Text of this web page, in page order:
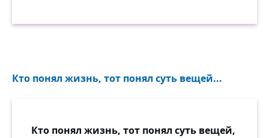
Кто понял жизнь, тот понял суть вещей...
Кто понял жизнь, тот понял суть вещей,